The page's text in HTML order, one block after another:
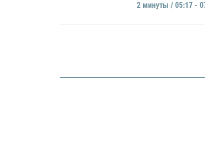
2 минуты / 05:17 -